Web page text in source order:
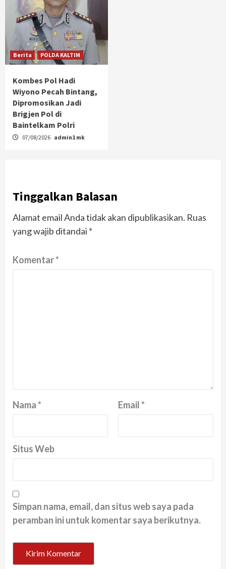
Berita POLDA KALTIM
Kombes Pol Hadi
Wiyono Pecah Bintang,
Dipromosikan Jadi
Brigjen Pol di
Baintelkam Polri
07/08/2026 admin1 mk
Tinggalkan Balasan
Alamat email Anda tidak akan dipublikasikan. Ruas
yang wajib ditandai *
Komentar*
Nama* Email*
Situs Web
Simpan nama, email, dan situs web saya pada
peramban ini untuk komentar saya berikutnya.